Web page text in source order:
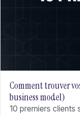
Comment trouver
business model)
10 premiers clients